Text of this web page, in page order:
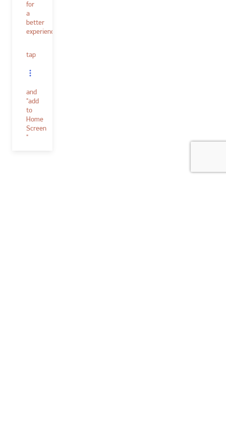
for
a
better
experience.
tap
and
"add
to
Home
Screen
"